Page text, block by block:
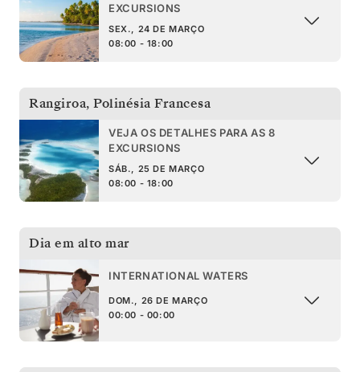
EXCURSIONS
SEX., 24 DE MARÇO
08:00 - 18:00
Rangiroa, Polinésia Francesa
VEJA OS DETALHES PARA AS 8
EXCURSIONS
SÁB., 25 DE MARÇO
08:00 - 18:00
Dia em alto mar
INTERNATIONAL WATERS
DOM., 26 DE MARÇO
00:00 - 00:00